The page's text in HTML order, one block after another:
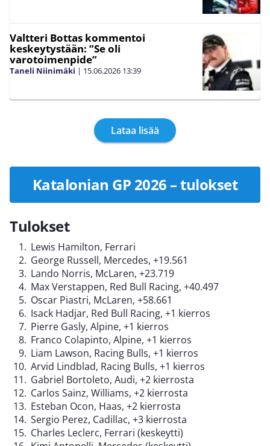
Valtteri Bottas kommentoi
keskeytystään: ”Se oli
varotoimenpide”
Taneli Niinimäki | 15.06.2026 13:39
Lataa lisää
Katalonian GP 2026 – tulokset
Tulokset
Lewis Hamilton, Ferrari
George Russell, Mercedes, +19.561
Lando Norris, McLaren, +23.719
Max Verstappen, Red Bull Racing, +40.497
Oscar Piastri, McLaren, +58.661
Isack Hadjar, Red Bull Racing, +1 kierros
Pierre Gasly, Alpine, +1 kierros
Franco Colapinto, Alpine, +1 kierros
Liam Lawson, Racing Bulls, +1 kierros
Arvid Lindblad, Racing Bulls, +1 kierros
Gabriel Bortoleto, Audi, +2 kierrosta
Carlos Sainz, Williams, +2 kierrosta
Esteban Ocon, Haas, +2 kierrosta
Sergio Perez, Cadillac, +3 kierrosta
Charles Leclerc, Ferrari (keskeytti)